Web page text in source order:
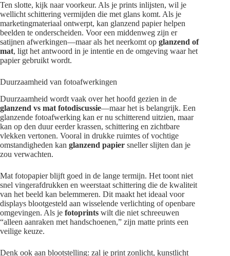
Ten slotte, kijk naar voorkeur. Als je prints inlijsten, wil je
wellicht schittering vermijden die met glans komt. Als je
marketingmateriaal ontwerpt, kan glanzend papier helpen
beelden te onderscheiden. Voor een middenweg zijn er
satijnen afwerkingen—maar als het neerkomt op glanzend of
mat, ligt het antwoord in je intentie en de omgeving waar het
papier gebruikt wordt.
Duurzaamheid van fotoafwerkingen
Duurzaamheid wordt vaak over het hoofd gezien in de
glanzend vs mat fotodiscussie—maar het is belangrijk. Een
glanzende fotoafwerking kan er nu schitterend uitzien, maar
kan op den duur eerder krassen, schittering en zichtbare
vlekken vertonen. Vooral in drukke ruimtes of vochtige
omstandigheden kan glanzend papier sneller slijten dan je
zou verwachten.
Mat fotopapier blijft goed in de lange termijn. Het toont niet
snel vingerafdrukken en weerstaat schittering die de kwaliteit
van het beeld kan belemmeren. Dit maakt het ideaal voor
displays blootgesteld aan wisselende verlichting of openbare
omgevingen. Als je fotoprints wilt die niet schreeuwen
“alleen aanraken met handschoenen,” zijn matte prints een
veilige keuze.
Denk ook aan blootstelling: zal je print zonlicht, kunstlicht